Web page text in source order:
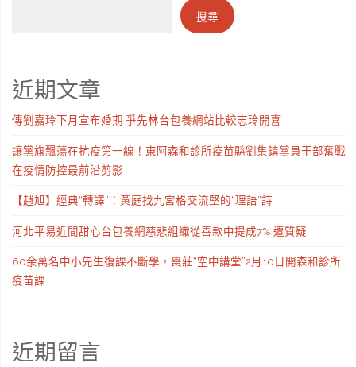
搜尋
近期文章
傳劉嘉玲下月宣布婚期 爭先林台包養網站比較志玲開喜
讓黨旗飄蕩在抗疫第一線！東阿森和診所疫苗縣劉集鎮黨員干部奮戰
在疫情防控最前沿剪影
【趙旭】經典“轉譯”：黃庭找九宮格交流堅的“理語”詩
河北平易近間甜心台包養網慈悲組織從善款中提成7% 遭質疑
60余萬名中小先生復課不斷學，棗莊“空中講堂”2月10日開森和診所
疫苗課
近期留言